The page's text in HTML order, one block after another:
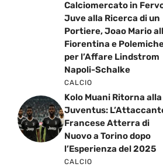
Calciomercato in
Juve alla Ricerca di un
Portiere, Joao Mario
Fiorentina e
per l’Affare Lindstrom
Napoli-Schalke
CALCIO
Kolo Muani Ritorna alla
Juventus:
Francese Atterra di
Nuovo a Torino dopo
l’Esperienza del 2025
CALCIO